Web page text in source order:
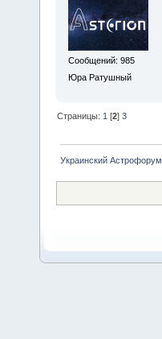
Сообщений: 985
Юра Ратушный
Страницы:1 [2]3
Украинский Астрофорум